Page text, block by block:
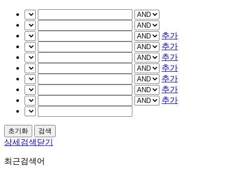
추가
추가
추가
추가
추가
추가
추가
상세검색닫기
최근검색어